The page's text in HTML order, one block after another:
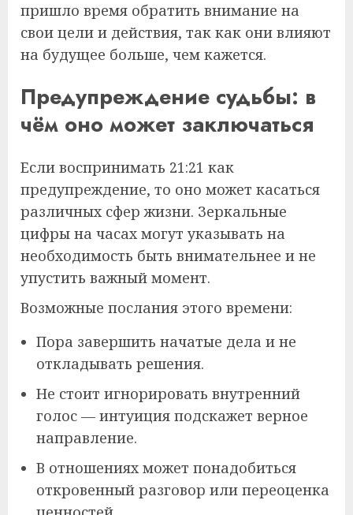
пришло время обратить внимание на
свои цели и действия, так как они влияют
на будущее больше, чем кажется.
Предупреждение судьбы: в
чём оно может заключаться
Если воспринимать 21:21 как
предупреждение, то оно может касаться
различных сфер жизни. Зеркальные
цифры на часах могут указывать на
необходимость быть внимательнее и не
упустить важный момент.
Возможные послания этого времени:
Пора завершить начатые дела и не
откладывать решения.
Не стоит игнорировать внутренний
голос — интуиция подскажет верное
направление.
В отношениях может понадобиться
откровенный разговор или переоценка